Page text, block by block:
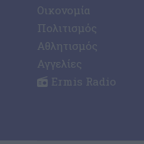
Οικονομία
Πολιτισμός
Αθλητισμός
Αγγελίες
Ermis Radio